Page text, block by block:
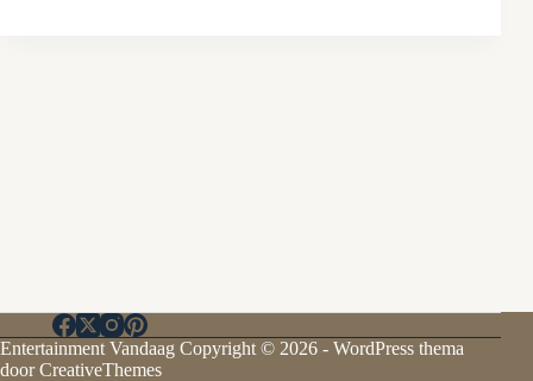
Entertainment Vandaag Copyright © 2026 - WordPress thema
doorCreativeThemes